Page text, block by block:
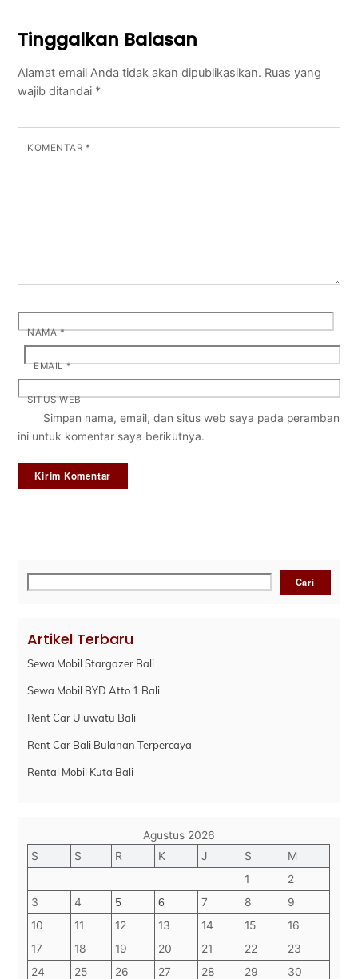
Tinggalkan Balasan
Alamat email Anda tidak akan dipublikasikan. Ruas yang
wajib ditandai *
KOMENTAR *
NAMA*
EMAIL*
SITUS WEB
Simpan nama, email, dan situs web saya pada peramban
ini untuk komentar saya berikutnya.
Cari Cari
Artikel Terbaru
Sewa Mobil Stargazer Bali
Sewa Mobil BYD Atto 1 Bali
Rent Car Uluwatu Bali
Rent Car Bali Bulanan Terpercaya
Rental Mobil Kuta Bali
Agustus 2026
S
S R K J S
M
1
2
3
4 5 6 7 8
9
10
11 12 13 14 15
16
17
18 19 20 21 22
23
24
25 26 27 28 29
30